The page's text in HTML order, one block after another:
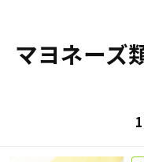
マヨネーズ